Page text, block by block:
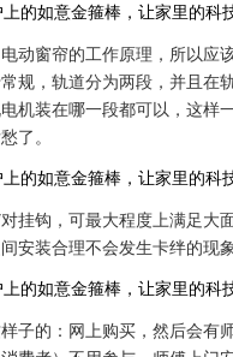
动窗帘的工作原理，所以应
规，轨道分为两段，并且在
机装在哪一段都可以，这样
了。
挂钩，可最大程度上满足大
安装合理不会发生卡绊的现象
子的：网上购买，然后会有